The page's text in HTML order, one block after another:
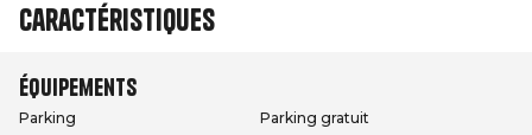
Caractéristiques
Équipements
Parking Parking gratuit